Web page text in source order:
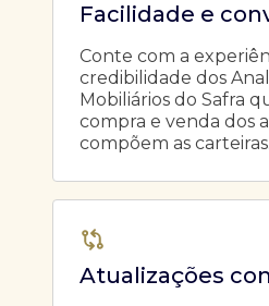
Facilidade e
Conte com a
credibilidade dos
Mobiliários do Safra
compra e venda dos
compõem as carteiras.
Atualizações